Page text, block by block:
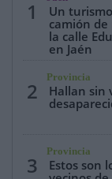
1
Un
camión
la calle
en Jaén
2
Provincia
Hallan sin
3
Provincia
Estos son